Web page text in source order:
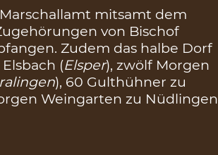
mitsamt dem
von Bischof
Zudem das halbe Dorf
(Elsper), zwölf Morgen
), 60 Gulthühner zu
Weingarten zu Nüdlingen